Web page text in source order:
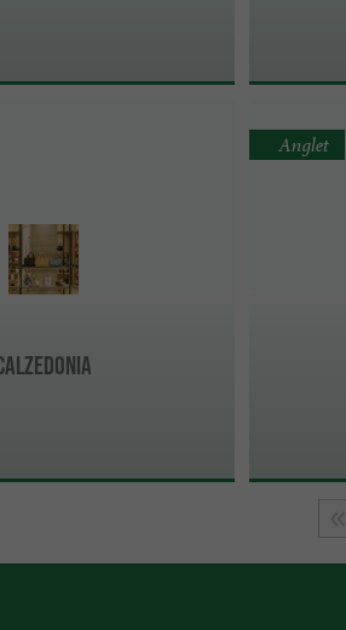
Anglet